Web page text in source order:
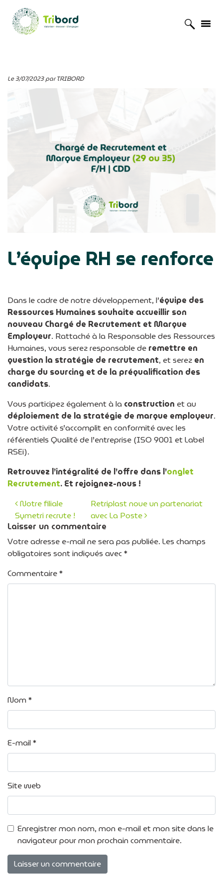
Accueil»
Le 3/07/2023 par TRIBORD
L’équipe RH se renforce
Dans le cadre de notre développement, l’équipe des
Ressources Humaines souhaite accueillir son
nouveau Chargé de Recrutement et Marque
Employeur. Rattaché à la Responsable des Ressources
Humaines, vous serez responsable de remettre en
question la stratégie de recrutement, et serez en
charge du sourcing et de la préqualification des
candidats.
Vous participez également à la construction et au
déploiement de la stratégie de marque employeur.
Votre activité s’accomplit en conformité avec les
référentiels Qualité de l’entreprise (ISO 9001 et Label
RSEi).
Retrouvez l’intégralité de l’offre dans l’onglet
Recrutement. Et rejoignez-nous !
Navigation des articles
Notre filiale
Symetri recrute !
Retriplast noue un partenariat
avec La Poste
Laisser un commentaire
Votre adresse e-mail ne sera pas publiée. Les champs
obligatoires sont indiqués avec*
Commentaire*
Nom*
E-mail*
Site web
Enregistrer mon nom, mon e-mail et mon site dans le
navigateur pour mon prochain commentaire.